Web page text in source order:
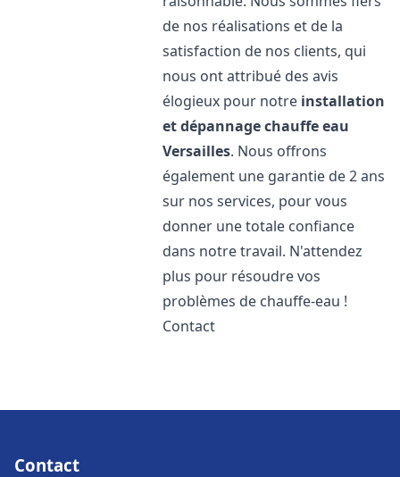
de nos réalisations et de la
satisfaction de nos clients, qui
nous ont attribué des avis
élogieux pour notre installation
et dépannage chauffe eau
Versailles. Nous offrons
également une garantie de 2 ans
sur nos services, pour vous
donner une totale confiance
dans notre travail. N'attendez
plus pour résoudre vos
problèmes de chauffe-eau !
Contact
Contact